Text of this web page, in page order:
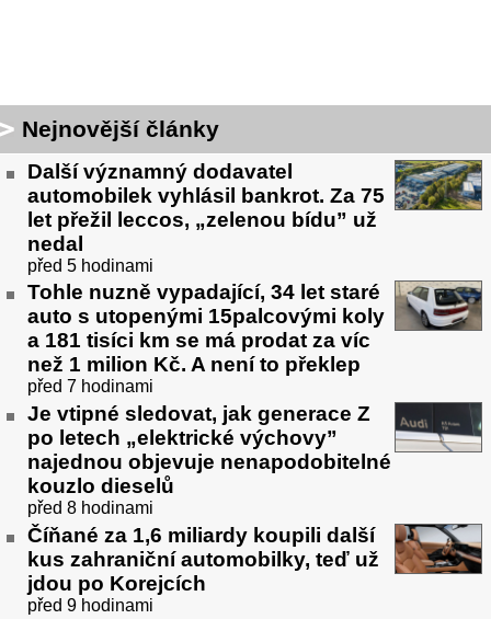
Nejnovější články
Další významný dodavatel
automobilek vyhlásil bankrot. Za 75
let přežil leccos, „zelenou bídu” už
nedal
před 5 hodinami
Tohle nuzně vypadající, 34 let staré
auto s utopenými 15palcovými koly
a 181 tisíci km se má prodat za víc
než 1 milion Kč. A není to překlep
před 7 hodinami
Je vtipné sledovat, jak generace Z
po letech „elektrické výchovy”
najednou objevuje nenapodobitelné
kouzlo dieselů
před 8 hodinami
Číňané za 1,6 miliardy koupili další
kus zahraniční automobilky, teď už
jdou po Korejcích
před 9 hodinami